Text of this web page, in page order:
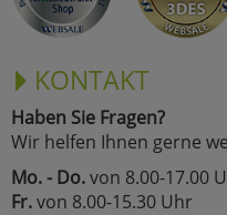
KONTAKT
Haben Sie Fragen?
Wir helfen Ihnen gerne
Mo. - Do.von 8.00-17.00
Fr.von 8.00-15.30 Uhr